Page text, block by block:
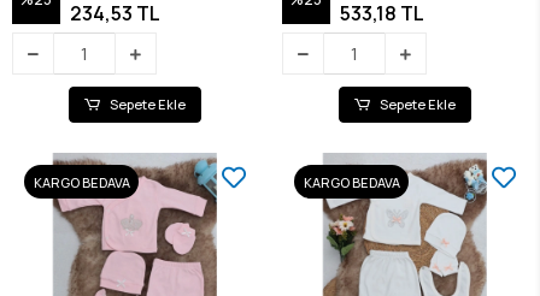
234,53 TL
Sepete Ekle
533,18 TL
Sepete Ekle
KARGO BEDAVA KARGO BEDAVA